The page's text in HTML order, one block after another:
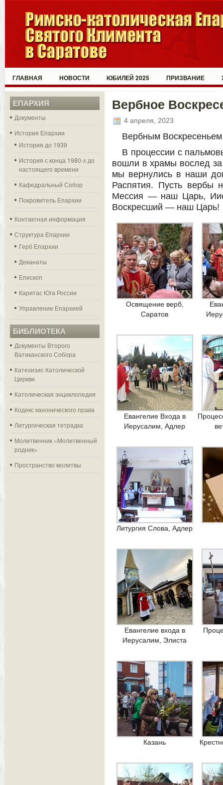
ГЛАВНАЯ НОВОСТИ ЮБИЛЕЙ 2025 ПРИЗВАНИЕ
ЕПАРХИЯ
Документы
История Епархии
История до 1939
История с конца 1980-х до
настоящего времени
Кафедральный Собор
Покровитель Епархии
Контактная информация
Структура Епархии
Герб Епархии
Деканаты
Епископ
Каритас Юга России
Управление Епархией
БИБЛИОТЕКА
Документы Второго
Ватиканского Собора
Катехизис Католической
Церкви
Католическая энциклопедия
Кодекс канонического права
Литургическая тетрадка
Молитвенник «Молитвенный
родник»
Пространство молитвы
Вербное
4 апреля, 2023
Вербным
В процессии с
вошли в храмы вослед
мы вернулись в наши
Распятия. Пусть вербы
Мессия — наш Царь,
Воскресший — наш Царь!
Освящение верб,
Саратов
Евангелие Входа в
Иерусалим, Адлер
Литургия Слова, Адлер
Евангелие входа в
Иерусалим, Элиста
Казань